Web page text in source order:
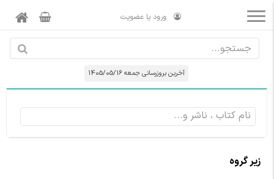
ورود یا عضویت
آخرین بروزرسانی جمعه 1405/05/16
زیر گروه